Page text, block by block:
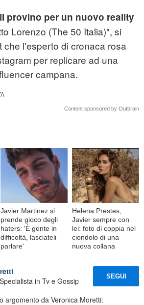
il provino per un nuovo reality
Lorenzo (The 50 Italia)", si
che l'esperto di cronaca rosa
per replicare ad una
campana.
Content sponsored by Outbrain
Javier Martinez si
prende gioco degli
haters: 'È gente in
difficoltà, lasciateli
parlare'
Helena Prestes,
Javier sempre con
lei: foto di coppia nel
ciondolo di una
nuova collana
in Tv e Gossip
SEGUI
argomento da Veronica Moretti: